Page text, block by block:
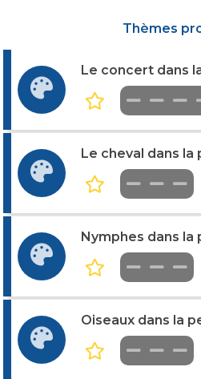
Thèmes
Le concert dans
Le cheval dans la
Nymphes dans la
Oiseaux dans la